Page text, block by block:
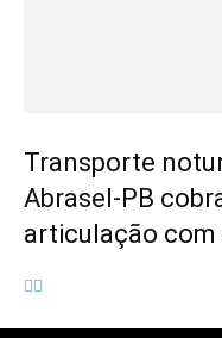
Transporte
Abrasel-PB
articulação com